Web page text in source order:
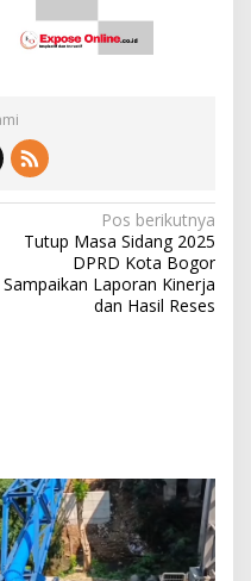
Pos berikutnya
Tutup Masa Sidang 2025
DPRD Kota Bogor
Sampaikan Laporan Kinerja
dan Hasil Reses